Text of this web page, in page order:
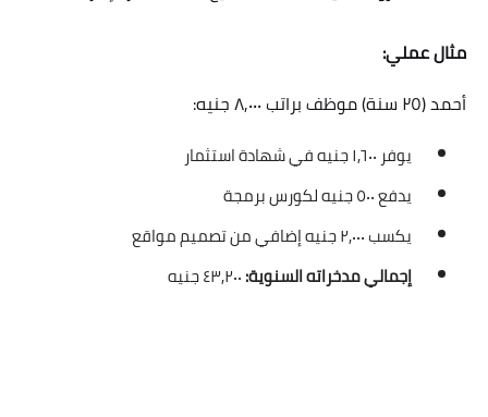
مثال عملي:
أحمد (٢٥ سنة) موظف براتب ٨,٠٠٠ جنيه:
يوفر ١,٦٠٠ جنيه في شهادة استثمار
يدفع ٥٠٠ جنيه لكورس برمجة
يكسب ٢,٠٠٠ جنيه إضافي من تصميم مواقع
إجمالي مدخراته السنوية: